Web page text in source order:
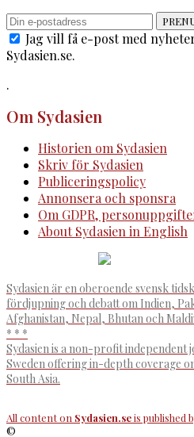
Jag vill få e-post med
Sydasien.se.
.
Om Sydasien
Historien om Sydasien
Skriv för Sydasien
Publiceringspolicy
Annonsera och sponsra
Om GDPR,
About Sydasien in English
Sydasien är en oberoende svensk
fördjupning och debatt om Indien,
Afghanistan, Nepal, Bhutan och
* * *
Sydasien is a non-profit independent
Sweden offering in-depth coverage
South Asia.
All content on Sydasien.seis published
©